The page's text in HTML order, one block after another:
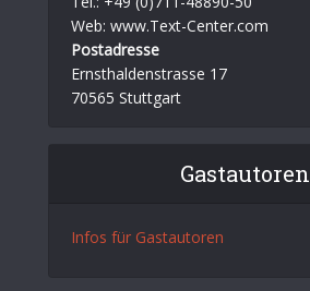
Web: www.Text-Center.com
Postadresse
Ernsthaldenstrasse 17
70565 Stuttgart
Gastautoren
Infos für Gastautoren